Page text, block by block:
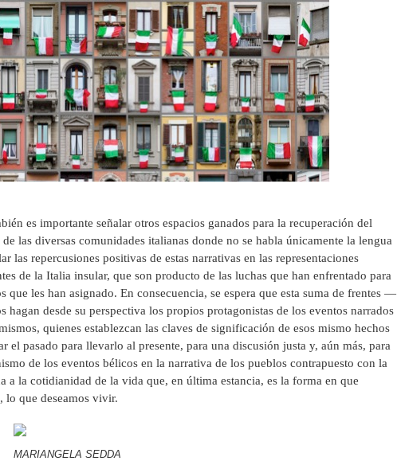
es importante señalar otros espacios ganados para la recuperación del
las diversas comunidades italianas donde no se habla únicamente la lengua
las repercusiones positivas de estas narrativas en las representaciones
de la Italia insular, que son producto de las luchas que han enfrentado para
que les han asignado. En consecuencia, se espera que esta suma de frentes —
hagan desde su perspectiva los propios protagonistas de los eventos narrados
quienes establezcan las claves de significación de esos mismo hechos
pasado para llevarlo al presente, para una discusión justa y, aún más, para
de los eventos bélicos en la narrativa de los pueblos contrapuesto con la
a la cotidianidad de la vida que, en última estancia, es la forma en que
lo que deseamos vivir.
MARIANGELA SEDDA